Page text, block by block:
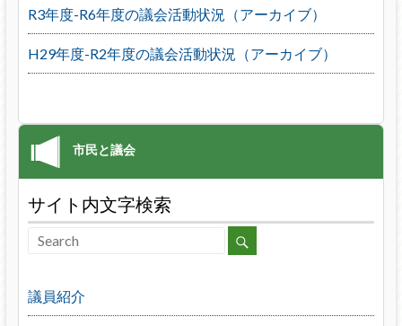
R3年度-R6年度の議会活動状況（アーカイブ）
H29年度-R2年度の議会活動状況（アーカイブ）
サイト内文字検索
議員紹介